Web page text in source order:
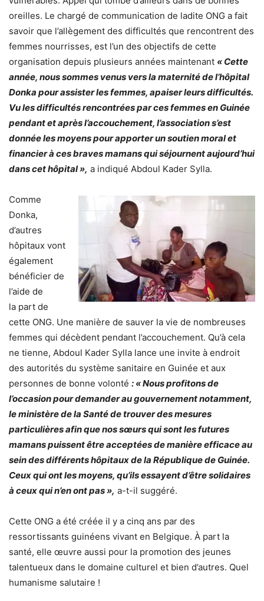
oreilles. Le chargé de communication de ladite ONG a fait
savoir que l’allègement des difficultés que rencontrent des
femmes nourrisses, est l’un des objectifs de cette
organisation depuis plusieurs années maintenant « Cette
année, nous sommes venus vers la maternité de l’hôpital
Donka pour assister les femmes, apaiser leurs difficultés.
Vu les difficultés rencontrées par ces femmes en Guinée
pendant et après l’accouchement, l’association s’est
donnée les moyens pour apporter un soutien moral et
financier à ces braves mamans qui séjournent aujourd’hui
dans cet hôpital », a indiqué Abdoul Kader Sylla.
Comme
Donka,
d’autres
hôpitaux vont
également
bénéficier de
l’aide de
la part de
cette ONG. Une manière de sauver la vie de nombreuses
femmes qui décèdent pendant l’accouchement. Qu’à cela
ne tienne, Abdoul Kader Sylla lance une invite à endroit
des autorités du système sanitaire en Guinée et aux
personnes de bonne volonté : « Nous profitons de
l’occasion pour demander au gouvernement notamment,
le ministère de la Santé de trouver des mesures
particulières afin que nos sœurs qui sont les futures
mamans puissent être acceptées de manière efficace au
sein des différents hôpitaux de la République de Guinée.
Ceux qui ont les moyens, qu’ils essayent d’être solidaires
à ceux qui n’en ont pas », a-t-il suggéré.
Cette ONG a été créée il y a cinq ans par des
ressortissants guinéens vivant en Belgique. À part la
santé, elle œuvre aussi pour la promotion des jeunes
talentueux dans le domaine culturel et bien d’autres. Quel
humanisme salutaire !